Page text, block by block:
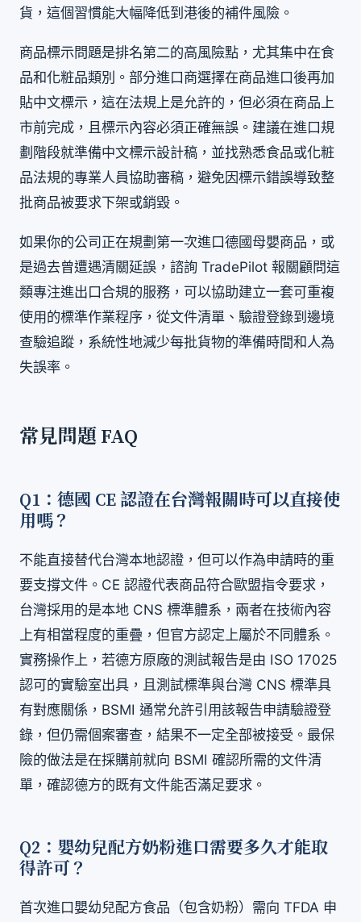
貨，這個習慣能大幅降低到港後的補件風險。
商品標示問題是排名第二的高風險點，尤其集中在食
品和化粧品類別。部分進口商選擇在商品進口後再加
貼中文標示，這在法規上是允許的，但必須在商品上
市前完成，且標示內容必須正確無誤。建議在進口規
劃階段就準備中文標示設計稿，並找熟悉食品或化粧
品法規的專業人員協助審稿，避免因標示錯誤導致整
批商品被要求下架或銷毀。
如果你的公司正在規劃第一次進口德國母嬰商品，或
是過去曾遭遇清關延誤，諮詢 TradePilot 報關顧問這
類專注進出口合規的服務，可以協助建立一套可重複
使用的標準作業程序，從文件清單、驗證登錄到邊境
查驗追蹤，系統性地減少每批貨物的準備時間和人為
失誤率。
常見問題 FAQ
Q1：德國 CE 認證在台灣報關時可以直接使
用嗎？
不能直接替代台灣本地認證，但可以作為申請時的重
要支撐文件。CE 認證代表商品符合歐盟指令要求，
台灣採用的是本地 CNS 標準體系，兩者在技術內容
上有相當程度的重疊，但官方認定上屬於不同體系。
實務操作上，若德方原廠的測試報告是由 ISO 17025
認可的實驗室出具，且測試標準與台灣 CNS 標準具
有對應關係，BSMI 通常允許引用該報告申請驗證登
錄，但仍需個案審查，結果不一定全部被接受。最保
險的做法是在採購前就向 BSMI 確認所需的文件清
單，確認德方的既有文件能否滿足要求。
Q2：嬰幼兒配方奶粉進口需要多久才能取
得許可？
首次進口嬰幼兒配方食品（包含奶粉）需向 TFDA 申